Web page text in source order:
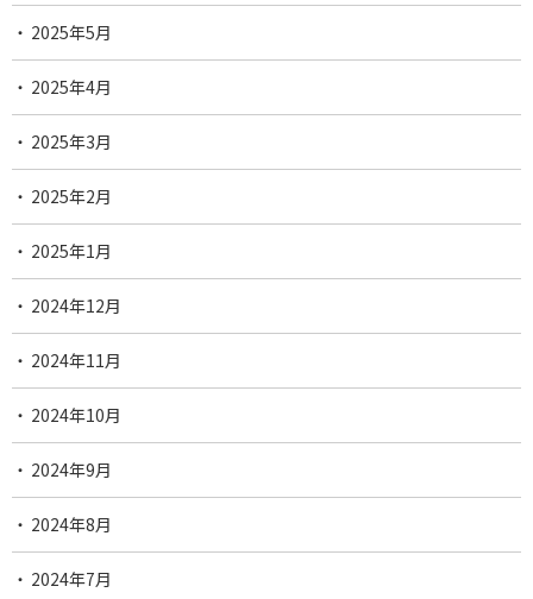
2025年5月
2025年4月
2025年3月
2025年2月
2025年1月
2024年12月
2024年11月
2024年10月
2024年9月
2024年8月
2024年7月